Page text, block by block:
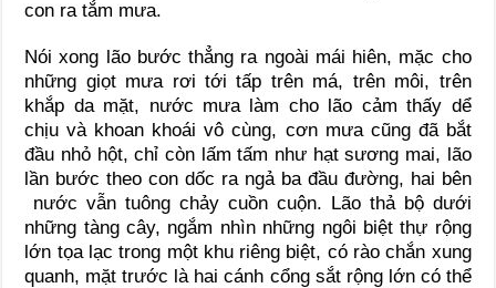
con ra tắm mưa.
Nói xong lão bước thẳng ra ngoài mái hiên, mặc cho
những giọt mưa rơi tới tấp trên má, trên môi, trên
khắp da mặt, nước mưa làm cho lão cảm thấy dể
chịu và khoan khoái vô cùng, cơn mưa cũng đã bắt
đầu nhỏ hột, chỉ còn lấm tấm như hạt sương mai, lão
lần bước theo con dốc ra ngả ba đầu đường, hai bên
nước vẫn tuông chảy cuồn cuộn. Lão thả bộ dưới
những tàng cây, ngắm nhìn những ngôi biệt thự rộng
lớn tọa lạc trong một khu riêng biệt, có rào chắn xung
quanh, mặt trước là hai cánh cổng sắt rộng lớn có thể